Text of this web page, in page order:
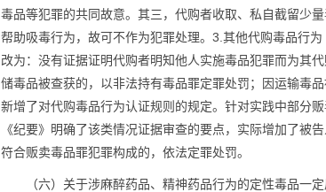
毒品等犯罪的共同故意。其三，代购者收取、私自截留少
帮助吸毒行为，故可不作为犯罪处理。3.其他代购毒品行
改为：没有证据证明代购者明知他人实施毒品犯罪而为其
储毒品被查获的，以非法持有毒品罪定罪处罚；因运输毒
新增了对代购毒品行为认证规则的规定。针对实践中部分
《纪要》明确了该类情况证据审查的要点，实际增加了被
符合贩卖毒品罪犯罪构成的，依法定罪处罚。
（六）关于涉麻醉药品、精神药品行为的定性毒品一